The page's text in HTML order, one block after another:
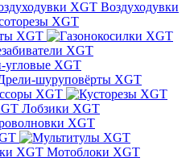
Воздуходувки
XGT
XGT
угловые XGT
шуруповёрты XGT
XGT
Лобзики XGT
XGT
Мотоблоки XGT